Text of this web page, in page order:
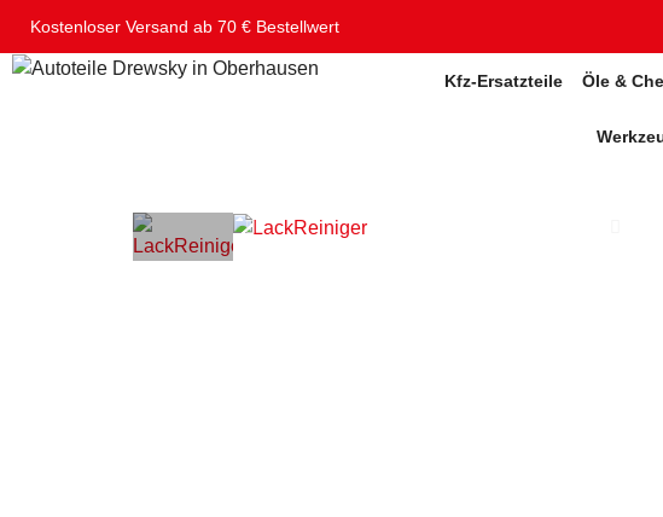
Kostenloser Versand ab 70 € Bestellwert
Kfz-Ersatzteile Öle &